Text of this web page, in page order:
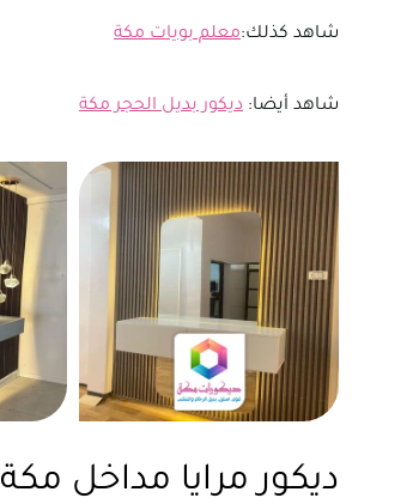
شاهد كذلك:معلم بويات مكة
شاهد أيضا: ديكور بديل الحجر مكة
ديكور مرايا مداخل مكة